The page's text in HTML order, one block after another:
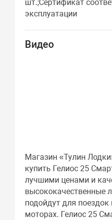
шт.;Сертификат
эксплуатации
Видео
Магазин «Тулин
купить Гелиос 25
лучшими ценами и
высококачественные
подойдут для поездок
моторах. Гелиос 25